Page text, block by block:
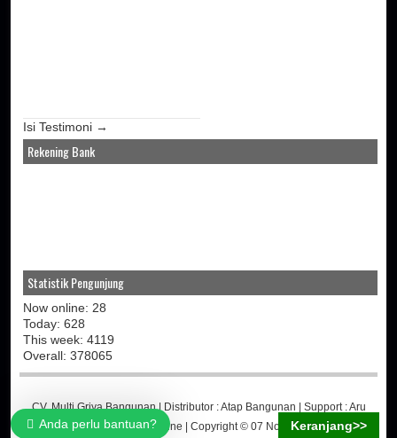
Anda perlu bantuan?
Isi Testimoni →
Rekening Bank
Statistik Pengunjung
Now online: 28
Today: 628
This week: 4119
Overall: 378065
CV. Multi Griya Bangunan| Distributor :Atap Bangunan | Support :Aru
Martino-Jasa Toko Online | Copyright © 07 November 2014
Keranjang>>